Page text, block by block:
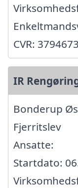
CVR:
IR
Bonderup
Fjerritslev
Ansatte:
Startdato: